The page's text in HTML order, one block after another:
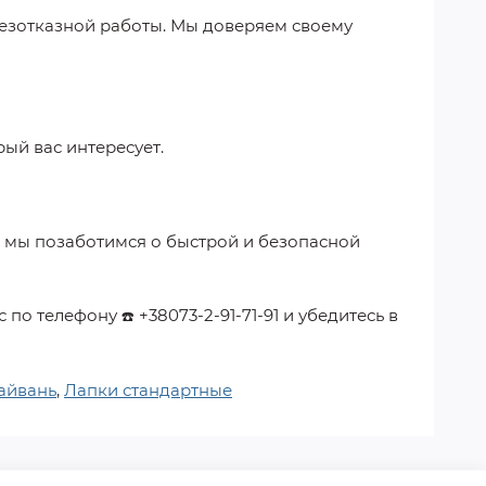
работы. Мы доверяем своему
вас интересует.
позаботимся о быстрой и безопасной
по телефону ☎️ +38073-2-91-71-91 и убедитесь в
, Лапки стандартные